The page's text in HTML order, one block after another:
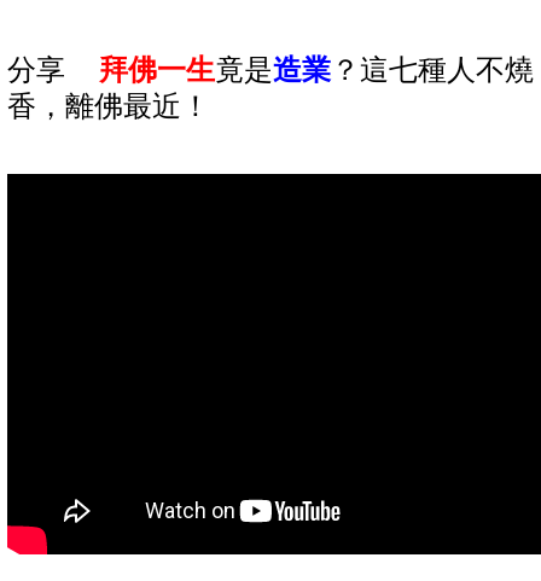
分享 拜佛一生竟是造業 ？這七種人不燒
香，離佛最近！